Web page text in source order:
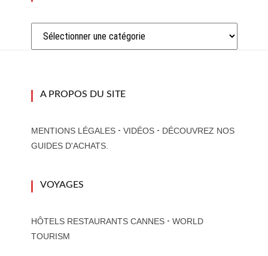
A PROPOS DU SITE
MENTIONS LÉGALES- VIDÉOS- DÉCOUVREZ NOS
GUIDES D'ACHATS.
VOYAGES
HÔTELS RESTAURANTS CANNES- WORLD
TOURISM